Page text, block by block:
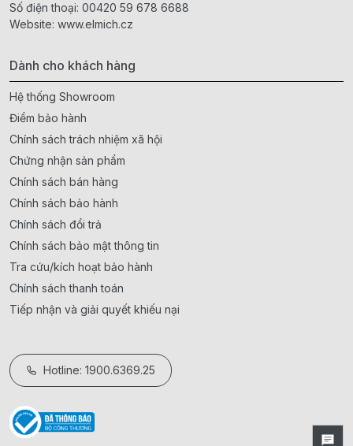
Số điện thoại: 00420 59 678 6688
Website: www.elmich.cz
Dành cho khách hàng
Hệ thống Showroom
Điểm bảo hành
Chính sách trách nhiệm xã hội
Chứng nhận sản phẩm
Chính sách bán hàng
Chính sách bảo hành
Chính sách đổi trả
Chính sách bảo mật thông tin
Tra cứu/kích hoạt bảo hành
Chính sách thanh toán
Tiếp nhận và giải quyết khiếu nại
Hotline: 1900.6369.25